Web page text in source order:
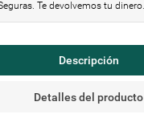
Te devolvemos tu dinero.
Descripción
Detalles del producto